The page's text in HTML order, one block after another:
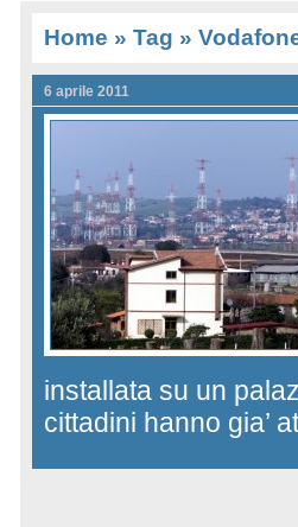
Home » Tag »
6 aprile 2011
installata su un
cittadini hanno gia’